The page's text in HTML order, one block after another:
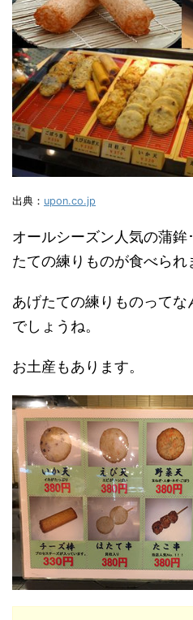
出典： upon.co.jp
オールシーズン人気の蒲
たての練りものが食べられ
あげたての練りものって
でしょうね。
お土産もあります。